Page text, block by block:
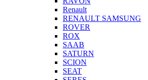
Renault
RENAULT SAMSUNG
ROVER
ROX
SAAB
SATURN
SCION
SEAT